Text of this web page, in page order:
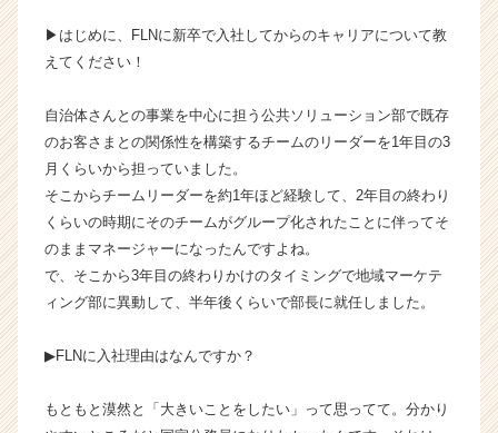
ー
ク
ネ
ッ
ト
ク
の
タ
ム
ン】
▶︎はじめに、FLNに新卒で入社してからのキャリアについて教
えてください！
自治体さんとの事業を中心に担う公共ソリューション部で既存
のお客さまとの関係性を構築するチームのリーダーを1年目の3
月くらいから担っていました。
そこからチームリーダーを約1年ほど経験して、2年目の終わり
くらいの時期にそのチームがグループ化されたことに伴ってそ
のままマネージャーになったんですよね。
で、そこから3年目の終わりかけのタイミングで地域マーケテ
ィング部に異動して、半年後くらいで部長に就任しました。
▶︎FLNに入社理由はなんですか？
もともと漠然と「大きいことをしたい」って思ってて。分かり